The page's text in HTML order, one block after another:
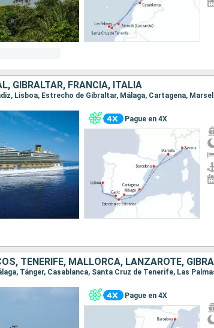
GIBRALTAR, FRANCIA, ITALIA
Lisboa, Estrecho de Gibraltar, Málaga, Cartagena,
Pague en 4X
TENERIFE, MALLORCA, LANZAROTE,
Pague en 4X